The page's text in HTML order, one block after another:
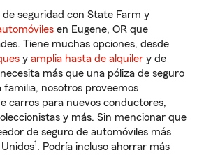
seguridad con State Farm y
en Eugene, OR que
Tiene muchas opciones, desde
y amplia hasta de alquiler y de
necesita más que una póliza de seguro
familia, nosotros proveemos
carros para nuevos conductores,
y más. Sin mencionar que
de seguro de automóviles más
1. Podría incluso ahorrar más